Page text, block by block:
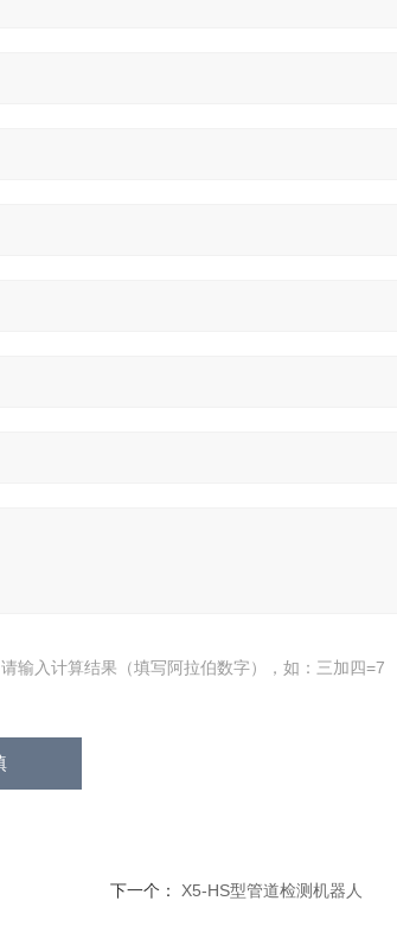
请输入计算结果（填写阿拉伯数字），如：三加四=7
下一个： X5-HS型管道检测机器人